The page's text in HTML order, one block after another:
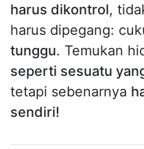
harus dikontrol,
harus dipegang:
tunggu. Temukan
seperti sesuatu
tetapi sebenarnya
sendiri!